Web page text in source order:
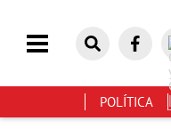
POLÍTICA